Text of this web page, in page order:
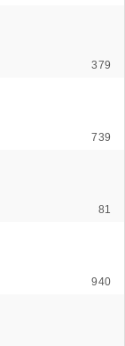
379
739
81
940